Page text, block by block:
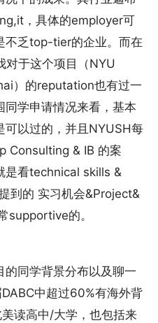
，具体的employer可
不乏top-tier的企业。而在
对于这个项目（NYU
）的reputation也有过一
同学申请情况来看，基本
可以过的，并且NYUSH每
Consulting & IB 的案
是看technical skills &
到的 实习机会&Project&
supportive的。
的同学背景分布以及聊一
中超过60%有海外背
美读高中/大学，也包括来